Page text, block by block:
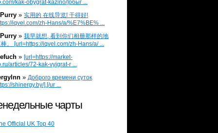
kak-obygrat-kazino/]обыг ...
» 实用的 在线导览! 干得好!
iqvel.com/zh-Hans/a/%E7%BE% ...
» 我早就想, 看到你们相册那样的地
。 [url=https://iqvel.com/zh-Hans/a/ ...
» [url=https://market-
articles/72-kak-vyigrat-r ...
» Доброго времени суток
shinergy.by/].[/ur ...
чарты
Official UK Top 40